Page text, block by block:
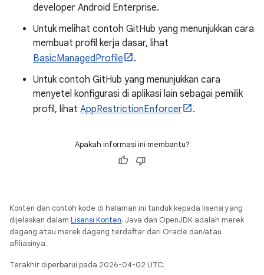
developer Android Enterprise.
Untuk melihat contoh GitHub yang menunjukkan cara
membuat profil kerja dasar, lihat
BasicManagedProfile
.
Untuk contoh GitHub yang menunjukkan cara
menyetel konfigurasi di aplikasi lain sebagai pemilik
profil, lihat AppRestrictionEnforcer .
Apakah informasi ini membantu?
Konten dan contoh kode di halaman ini tunduk kepada lisensi yang
dijelaskan dalam Lisensi Konten. Java dan OpenJDK adalah merek
dagang atau merek dagang terdaftar dari Oracle dan/atau
afiliasinya.
Terakhir diperbarui pada 2026-04-02 UTC.